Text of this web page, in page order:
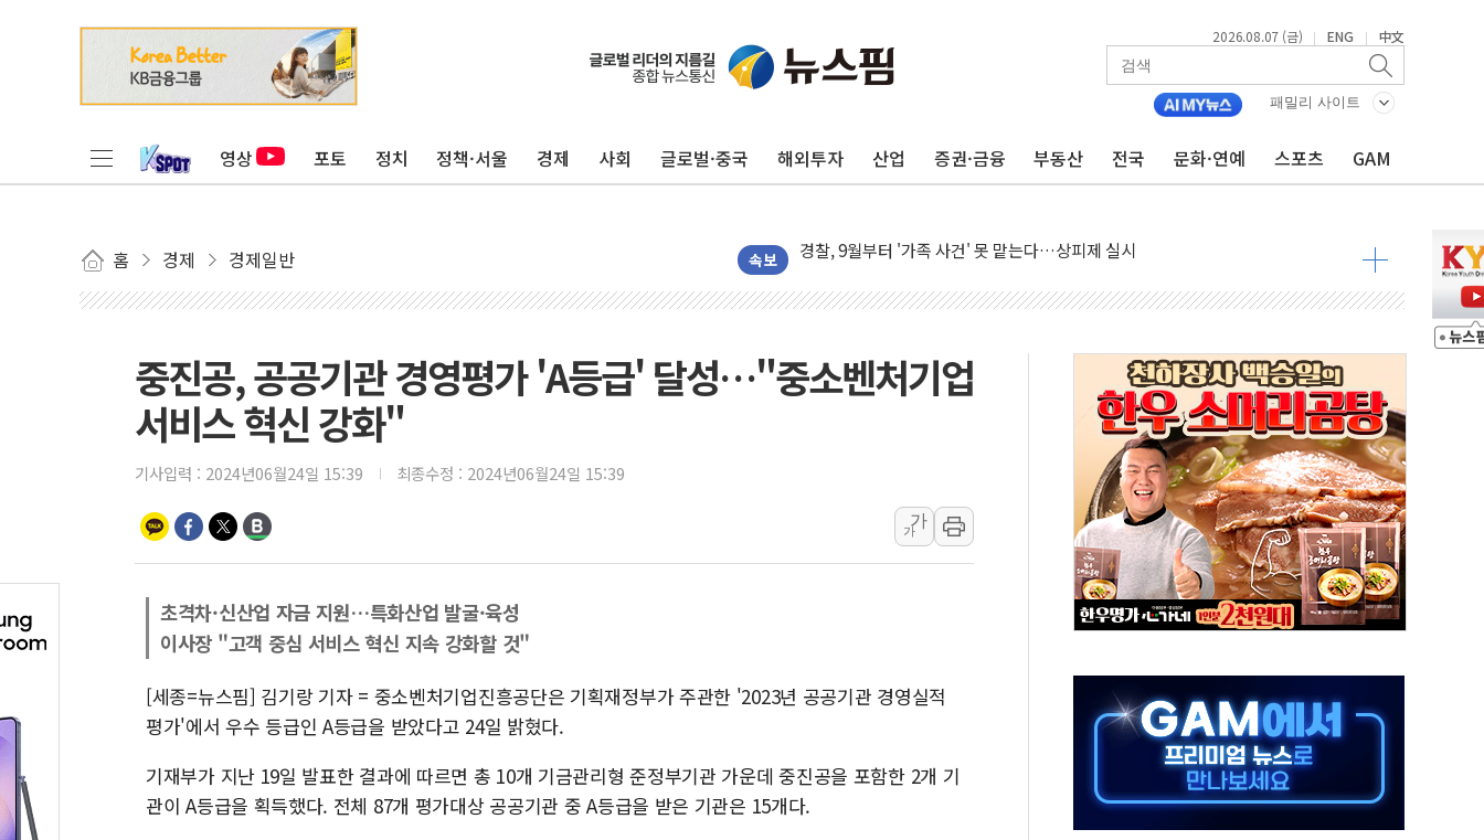
2026.08.07 (금) | ENG | 中文
패밀리 사이트
영상 포토 정치 정책·서울 경제 사회 글로벌·중국 해외투자 산업 증권·금융 부동산 전국 문화·연예 스포츠 GAM
홈 경제 경제일반 속보
후티 반군, 예멘 정부군과 사우디 동시 공격… 위기 고조되는 또 다른 중동 화약고
42.5도 역대급 폭염…동물들도 특별식으로 여름나기 [뉴스핌 줌인]
포스코홀딩스, 포스코인터·DX 지분 일부 매각
태국 학교서 중학생 총기 난사...최소 7명 사망
"文정부 악몽 재현 안돼"...李 부동산 세제안에 與 내부서 '총선·대선 직격탄' 우려
신세계사이먼 '대구 프리미엄 아울렛' 건립 '본궤도'
李대통령, 호우 피해 경북 안동·의성 특별재난지역 선포
'변기 수리' 집주인에게 흉기 휘두른 30대 세입자…경찰, 현행범 체포
프롬바이오, 10일 거래 재개…"재무구조 개편"
NH농협생명, 농작업 중 온열질환 보장…폭염기 신속 보상 강화
랩지노믹스 "디엑솜과 美 암 진단 분야 독점 라이선스 계약"
푸본현대생명, 육군 3군단과 군 장병 금융교육·전역 지원 협약
교보생명, '교보K-맞춤건강보험' 6개월 배타적사용권 획득
벼랑 끝 선 '동전주' 무더기 상폐 위기…관리종목 우려 지정예고 총 63개
1순위보다 낮은 특별공급 경쟁률… 실수요자 관심
중진공, 공공기관 경영평가 'A등급' 달성…"중소벤처기업
서비스 혁신 강화"
기사입력 : 2024년06월24일 15:39 최종수정 : 2024년06월24일 15:39
가
가
초격차·신산업 자금 지원…특화산업 발굴·육성
이사장 "고객 중심 서비스 혁신 지속 강화할 것"
[세종=뉴스핌] 김기랑 기자 = 중소벤처기업진흥공단은 기획재정부가 주관한 '2023년 공공기관 경영실적
평가'에서 우수 등급인 A등급을 받았다고 24일 밝혔다.
기재부가 지난 19일 발표한 결과에 따르면 총 10개 기금관리형 준정부기관 가운데 중진공을 포함한 2개 기
관이 A등급을 획득했다. 전체 87개 평가대상 공공기관 중 A등급을 받은 기관은 15개다.